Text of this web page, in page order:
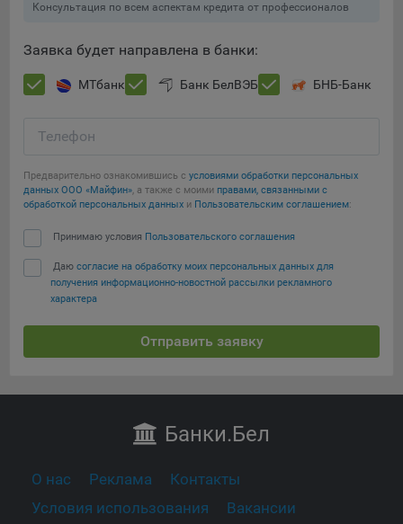
Консультация по всем аспектам кредита от профессионалов
Заявка будет направлена в банки:
МТбанк Банк БелВЭБ БНБ-Банк
Телефон
Предварительно ознакомившись с условиями обработки персональных
данных ООО «Майфин», а также с моими правами, связанными с
обработкой персональных данных и Пользовательским соглашением:
Принимаю условия Пользовательского соглашения
Даю согласие на обработку моих персональных данных для
получения информационно-новостной рассылки рекламного
характера
Отправить заявку
Банки.Бел
О нас Реклама
Контакты
Условия использования
Вакансии